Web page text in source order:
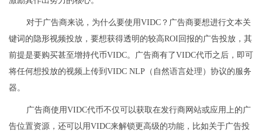
对于广告商来说，为什么要使用VIDC？广告商要想进行文本关
键词的隐形视频投放，要想获得透明的较高ROI回报的广告投放，其
前提是要购买甚至增持代币VIDC。广告商有了VIDC代币之后，即可
将任何想投放的视频上传到VIDC NLP（自然语言处理）协议的服务
器。
广告商使用VIDC代币不仅可以获取在发行商网站或应用上的广
告位置资源，还可以用VIDC来解锁更高级的功能，比如关于广告投